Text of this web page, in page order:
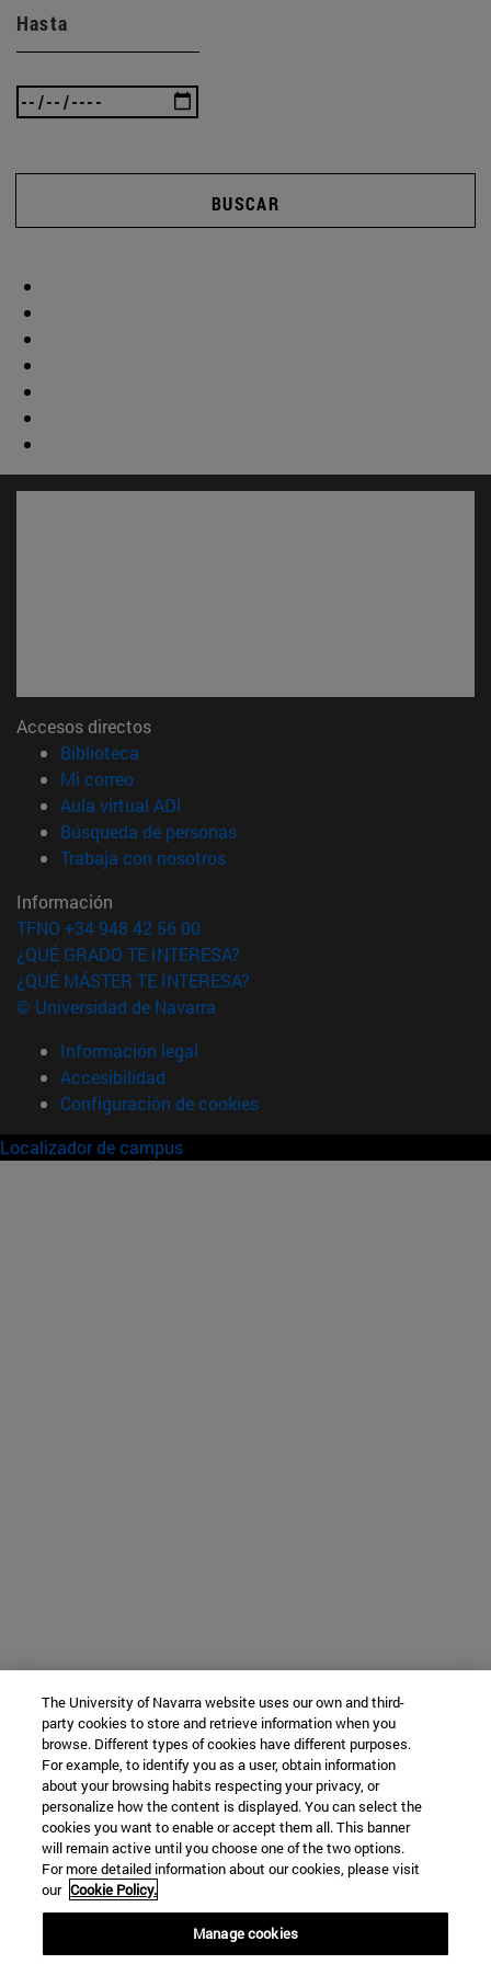
Hasta
BUSCAR
Accesos directos
Biblioteca
Mi correo(abre en nueva ventana)
Aula virtual ADI
Búsqueda de personas(abre en nueva ventana)
Trabaja con nosotros(abre en nueva ventana)
Información
TFNO +34 948 42 56 00
¿QUÉ GRADO TE INTERESA?
¿QUÉ MÁSTER TE INTERESA?
© Universidad de Navarra
Información legal
Accesibilidad
Configuración de cookies
Localizador de campus
The University of Navarra website uses our own and third-
party cookies to store and retrieve information when you
browse. Different types of cookies have different purposes.
For example, to identify you as a user, obtain information
about your browsing habits respecting your privacy, or
personalize how the content is displayed. You can select the
cookies you want to enable or accept them all. This banner
will remain active until you choose one of the two options.
For more detailed information about our cookies, please visit
our Cookie Policy.
Manage cookies